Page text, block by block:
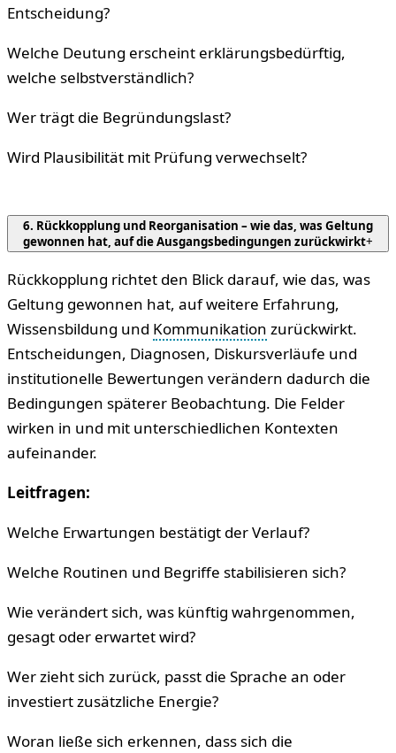
Entscheidung?
Welche Deutung erscheint erklärungsbedürftig,
welche selbstverständlich?
Wer trägt die Begründungslast?
Wird Plausibilität mit Prüfung verwechselt?
6. Rückkopplung und Reorganisation – wie das, was Geltung
gewonnen hat, auf die Ausgangsbedingungen zurückwirkt+
Rückkopplung richtet den Blick darauf, wie das, was
Geltung gewonnen hat, auf weitere Erfahrung,
Wissensbildung und Kommunikation zurückwirkt.
Entscheidungen, Diagnosen, Diskursverläufe und
institutionelle Bewertungen verändern dadurch die
Bedingungen späterer Beobachtung. Die Felder
wirken in und mit unterschiedlichen Kontexten
aufeinander.
Leitfragen:
Welche Erwartungen bestätigt der Verlauf?
Welche Routinen und Begriffe stabilisieren sich?
Wie verändert sich, was künftig wahrgenommen,
gesagt oder erwartet wird?
Wer zieht sich zurück, passt die Sprache an oder
investiert zusätzliche Energie?
Woran ließe sich erkennen, dass sich die